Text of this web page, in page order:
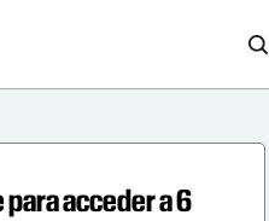
acceder a 6